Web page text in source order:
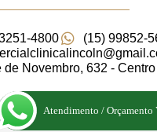
4800
(15) 99852-
de Novembro, 632 -
ELEMENTWEB
Atendimento / Orçamento